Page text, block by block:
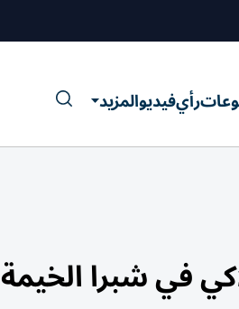
رأيفيديوالمزيد
في شبرا الخيمة